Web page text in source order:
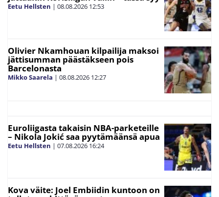
Eetu Hellsten | 08.08.2026 12:53
Olivier Nkamhouan kilpailija maksoi
jättisumman päästäkseen pois
Barcelonasta
Mikko Saarela | 08.08.2026 12:27
Euroliigasta takaisin NBA-parketeille
– Nikola Jokić saa pyytämäänsä apua
Eetu Hellsten | 07.08.2026 16:24
Kova väite: Joel Embiidin kuntoon on